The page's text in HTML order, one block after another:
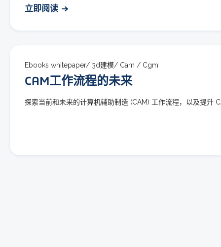
立即阅读
Ebooks whitepaper/ 3d建模/ Cam / Cgm
CAM工作流程的未来
探索当前和未来的计算机辅助制造 (CAM) 工作流程，以及提升